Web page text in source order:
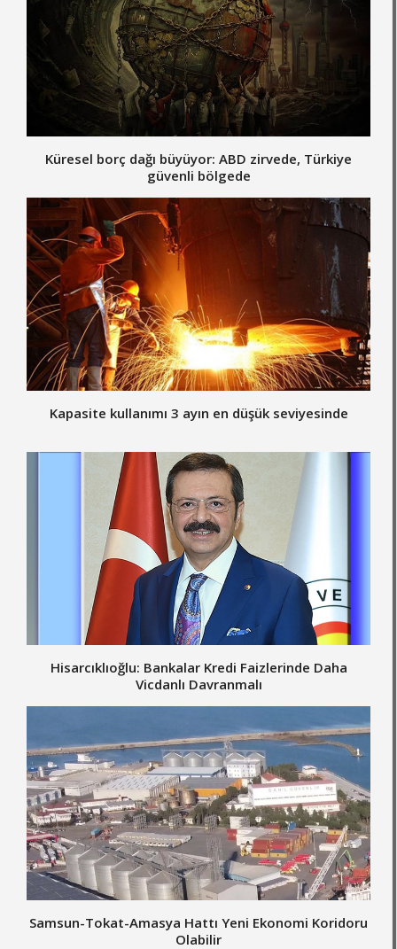
Küresel borç dağı büyüyor: ABD zirvede, Türkiye
güvenli bölgede
Kapasite kullanımı 3 ayın en düşük seviyesinde
Hisarcıklıoğlu: Bankalar Kredi Faizlerinde Daha
Vicdanlı Davranmalı
Samsun-Tokat-Amasya Hattı Yeni Ekonomi Koridoru
Olabilir